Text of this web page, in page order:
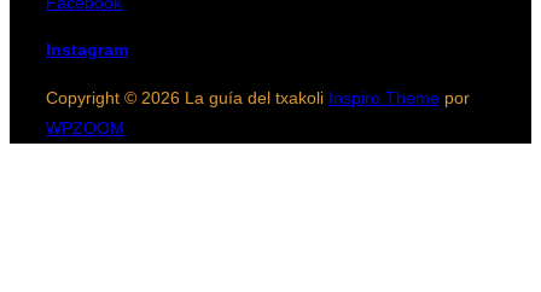
Instagram
Copyright © 2026 La guía del txakoli Inspiro Theme por
WPZOOM